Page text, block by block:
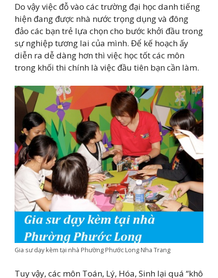
Do vậy việc đỗ vào các trường đại học danh tiếng
hiện đang được nhà nước trọng dụng và đông
đảo các bạn trẻ lựa chọn cho bước khởi đầu trong
sự nghiệp tương lai của mình. Để kế hoạch ấy
diễn ra dễ dàng hơn thì việc học tốt các môn
trong khối thi chính là việc đầu tiên bạn cần làm.
Gia sư dạy kèm tại nhà Phường Phước Long Nha Trang
Tuy vậy, các môn Toán, Lý, Hóa, Sinh lại quá “khô